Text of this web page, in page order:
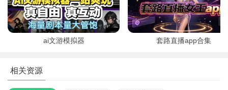
ai文游模拟器 套路直播app合集
相关资源